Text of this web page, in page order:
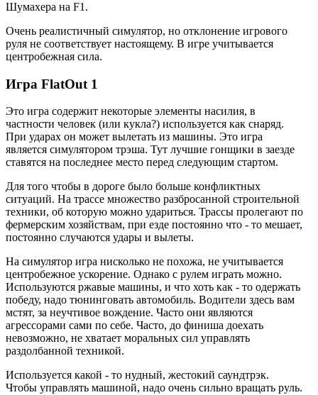
Шумахера на F1.
Очень реалистичный симулятор, но отклонение игрового
руля не соответствует настоящему. В игре учитывается
центробежная сила.
Игра FlatOut 1
Это игра содержит некоторые элементы насилия, в
частности человек (или кукла?) используется как снаряд.
При ударах он может вылетать из машины. Это игра
является симулятором трэша. Тут лучшие гонщики в заезде
ставятся на последнее место перед следующим стартом.
Для того чтобы в дороге было больше конфликтных
ситуаций. На трассе множество разбросанной строительной
техники, об которую можно удариться. Трассы пролегают по
фермерским хозяйствам, при езде постоянно что - то мешает,
постоянно случаются удары и вылеты.
На симулятор игра нисколько не похожа, не учитывается
центробежное ускорение. Однако с рулем играть можно.
Используются ржавые машины, и что хоть как - то одержать
победу, надо тюнинговать автомобиль. Водители здесь вам
мстят, за неучтивое вождение. Часто они являются
агрессорами сами по себе. Часто, до финиша доехать
невозможно, не хватает моральных сил управлять
раздолбанной техникой.
Используется какой - то нудный, жестокий саундтрэк.
Чтобы управлять машиной, надо очень сильно вращать руль.